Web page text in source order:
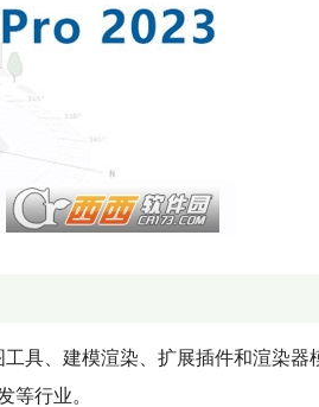
具、建模渲染、扩展插件和渲染器
等行业。